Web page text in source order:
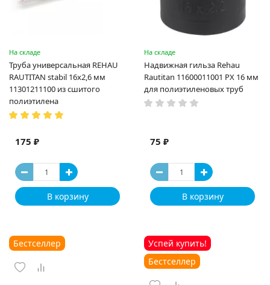
На складе
Труба универсальная REHAU
RAUTITAN stabil 16х2,6 мм
11301211100 из сшитого
полиэтилена
175 ₽
В корзину
На складе
Надвижная гильза Rehau
Rautitan 11600011001 PX 16 мм
для полиэтиленовых труб
75 ₽
В корзину
Бестселлер
Успей купить!
Бестселлер